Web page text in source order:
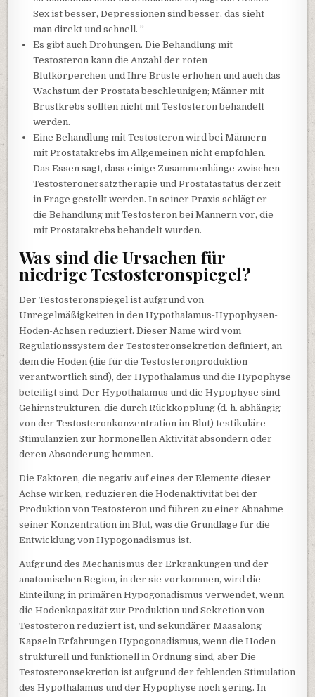
Sex ist besser, Depressionen sind besser, das sieht
man direkt und schnell. ”
Es gibt auch Drohungen. Die Behandlung mit
Testosteron kann die Anzahl der roten
Blutkörperchen und Ihre Brüste erhöhen und auch das
Wachstum der Prostata beschleunigen; Männer mit
Brustkrebs sollten nicht mit Testosteron behandelt
werden.
Eine Behandlung mit Testosteron wird bei Männern
mit Prostatakrebs im Allgemeinen nicht empfohlen.
Das Essen sagt, dass einige Zusammenhänge zwischen
Testosteronersatztherapie und Prostatastatus derzeit
in Frage gestellt werden. In seiner Praxis schlägt er
die Behandlung mit Testosteron bei Männern vor, die
mit Prostatakrebs behandelt wurden.
Was sind die Ursachen für
niedrige Testosteronspiegel?
Der Testosteronspiegel ist aufgrund von
Unregelmäßigkeiten in den Hypothalamus-Hypophysen-
Hoden-Achsen reduziert. Dieser Name wird vom
Regulationssystem der Testosteronsekretion definiert, an
dem die Hoden (die für die Testosteronproduktion
verantwortlich sind), der Hypothalamus und die Hypophyse
beteiligt sind. Der Hypothalamus und die Hypophyse sind
Gehirnstrukturen, die durch Rückkopplung (d. h. abhängig
von der Testosteronkonzentration im Blut) testikuläre
Stimulanzien zur hormonellen Aktivität absondern oder
deren Absonderung hemmen.
Die Faktoren, die negativ auf eines der Elemente dieser
Achse wirken, reduzieren die Hodenaktivität bei der
Produktion von Testosteron und führen zu einer Abnahme
seiner Konzentration im Blut, was die Grundlage für die
Entwicklung von Hypogonadismus ist.
Aufgrund des Mechanismus der Erkrankungen und der
anatomischen Region, in der sie vorkommen, wird die
Einteilung in primären Hypogonadismus verwendet, wenn
die Hodenkapazität zur Produktion und Sekretion von
Testosteron reduziert ist, und sekundärer Maasalong
Kapseln Erfahrungen Hypogonadismus, wenn die Hoden
strukturell und funktionell in Ordnung sind, aber Die
Testosteronsekretion ist aufgrund der fehlenden Stimulation
des Hypothalamus und der Hypophyse noch gering. In